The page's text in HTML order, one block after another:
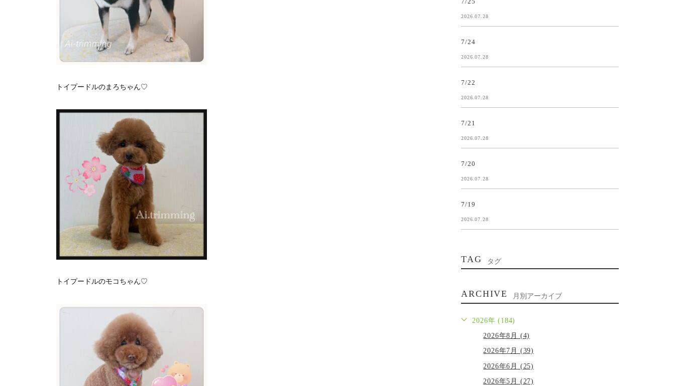
トイプードルのまろちゃん♡
トイプードルのモコちゃん♡
2026.07.28
7/24
2026.07.28
7/22
2026.07.28
7/21
2026.07.28
7/20
2026.07.28
7/19
2026.07.28
TAG タグ
ARCHIVE 月別アーカイブ
2026年 (184)
2026年8月 (4)
2026年7月 (39)
2026年6月 (25)
2026年5月 (27)